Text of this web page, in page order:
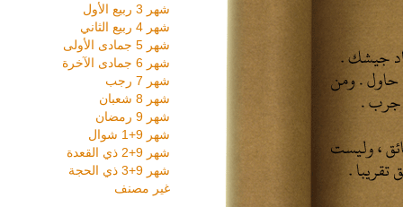
شهر 3 ربيع الأول
شهر 4 ربيع الثاني
شهر 5 جمادى الأولى
شهر 6 جمادى الآخرة
شهر 7 رجب
شهر 8 شعبان
شهر 9 رمضان
شهر 9+1 شوال
شهر 9+2 ذي القعدة
شهر 9+3 ذي الحجة
غير مصنف